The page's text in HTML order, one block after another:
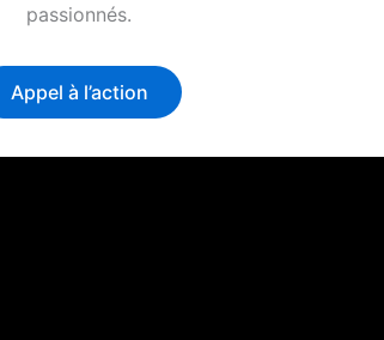
passionnés.
Appel à l’action